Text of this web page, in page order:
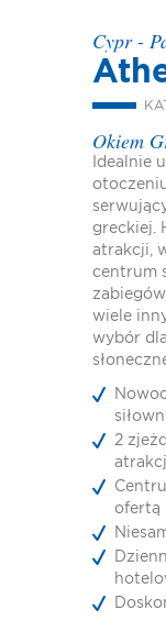
Cypr -
Okiem
Idealnie
greckiej.
atrakcji,
centrum
wiele
wybór
2
ofertą